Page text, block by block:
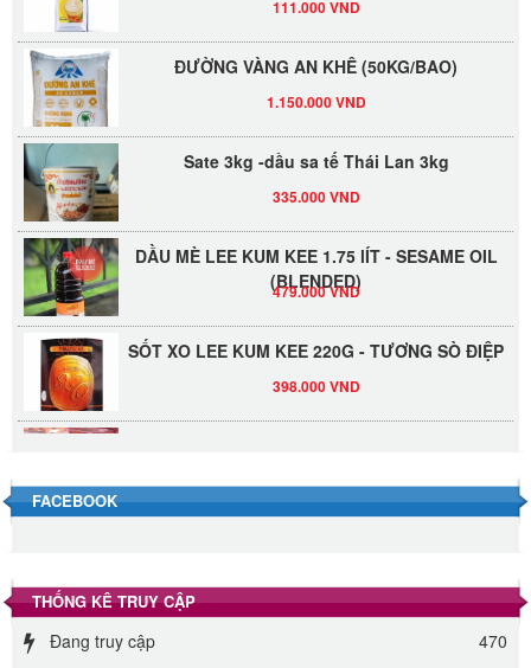
ĐƯỜNG VÀNG AN KHÊ (50KG/BAO)
Sate 3kg -dầu sa tế Thái Lan 3kg
DẦU MÈ LEE KUM KEE 1.75 lÍT - SESAME OIL
(BLENDED)
479.000 VND
SỐT XO LEE KUM KEE 220G - TƯƠNG SÒ ĐIỆP
Đường phèn Long An bao 10kg
FACEBOOK
THỐNG KÊ TRUY CẬP
Đang truy cập
470